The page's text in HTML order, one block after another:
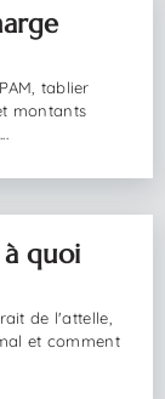
tablier
montants
à quoi
de l'attelle,
et comment